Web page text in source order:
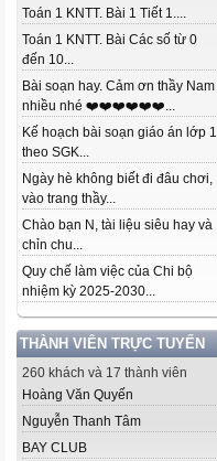
Toán 1 KNTT. Bài 1 Tiết 1....
Toán 1 KNTT. Bài Các số từ 0
đến 10...
Bài soạn hay. Cảm ơn thầy Nam
nhiều nhé ❤️❤️❤️❤️❤️❤️...
Kế hoạch bài soạn giáo án lớp 1
theo SGK...
Ngày hè không biết đi đâu chơi,
vào trang thầy...
Chào bạn N, tài liệu siêu hay và
chỉn chu...
Quy chế làm việc của Chi bộ
nhiệm kỳ 2025-2030...
THÀNH VIÊN TRỰC TUYẾN
260 khách và 17 thành viên
Hoàng Văn Quyến
Nguyễn Thanh Tâm
BAY CLUB